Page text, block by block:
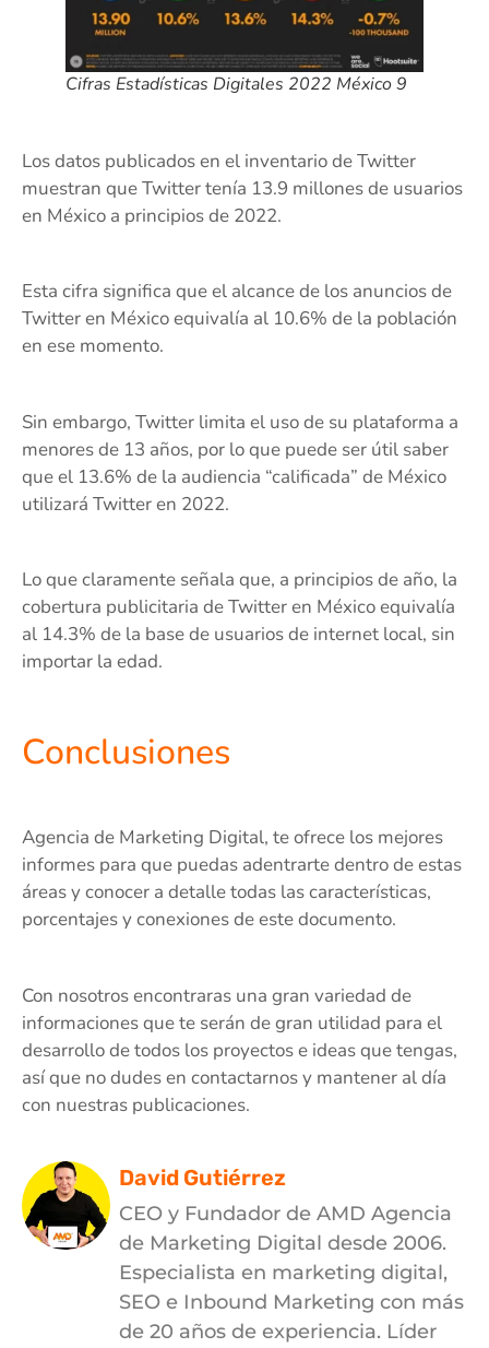
Cifras Estadísticas Digitales 2022 México 9
Los datos publicados en el inventario de Twitter
muestran que Twitter tenía 13.9 millones de usuarios
en México a principios de 2022.
Esta cifra significa que el alcance de los anuncios de
Twitter en México equivalía al 10.6% de la población
en ese momento.
Sin embargo, Twitter limita el uso de su plataforma a
menores de 13 años, por lo que puede ser útil saber
que el 13.6% de la audiencia “calificada” de México
utilizará Twitter en 2022.
Lo que claramente señala que, a principios de año, la
cobertura publicitaria de Twitter en México equivalía
al 14.3% de la base de usuarios de internet local, sin
importar la edad.
Conclusiones
Agencia de Marketing Digital, te ofrece los mejores
informes para que puedas adentrarte dentro de estas
áreas y conocer a detalle todas las características,
porcentajes y conexiones de este documento.
Con nosotros encontraras una gran variedad de
informaciones que te serán de gran utilidad para el
desarrollo de todos los proyectos e ideas que tengas,
así que no dudes en contactarnos y mantener al día
con nuestras publicaciones.
David Gutiérrez
CEO y Fundador de AMD Agencia
de Marketing Digital desde 2006.
Especialista en marketing digital,
SEO e Inbound Marketing con más
de 20 años de experiencia. Líder